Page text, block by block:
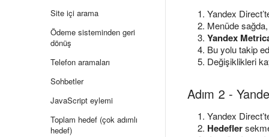
Site içi arama
Ödeme sisteminden geri
dönüş
Telefon aramaları
Sohbetler
JavaScript eylemi
Toplam hedef (çok adımlı
hedef)
Yandex
Menüde
Yandex
Bu yolu takip
Değişiklikleri
Adım 2 -
Yandex
Hedefler